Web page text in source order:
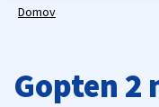
Domov
Gopten 2